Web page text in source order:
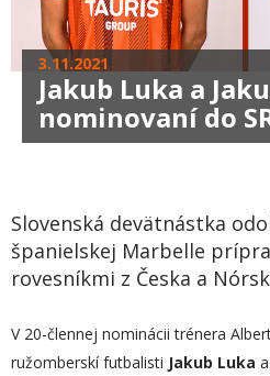
3.11.2021
Jakub Luka a
nominovaní do
Slovenská devätnástka
španielskej Marbelle
rovesníkmi z Česka a
V 20-člennej nominácii trénera
ružomberskí futbalisti Jakub Luka a